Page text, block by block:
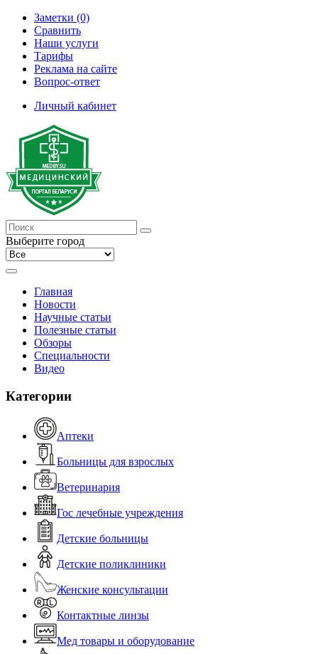
Заметки (0)
Сравнить
Наши услуги
Тарифы
Реклама на сайте
Вопрос-ответ
Личный кабинет
Выберите город
Главная
Новости
Научные статьи
Полезные статьи
Обзоры
Специальности
Видео
Категории
Аптеки
Больницы для взрослых
Ветеринария
Гос лечебные учреждения
Детские больницы
Детские поликлиники
Женские консультации
Контактные линзы
Мед товары и оборудование